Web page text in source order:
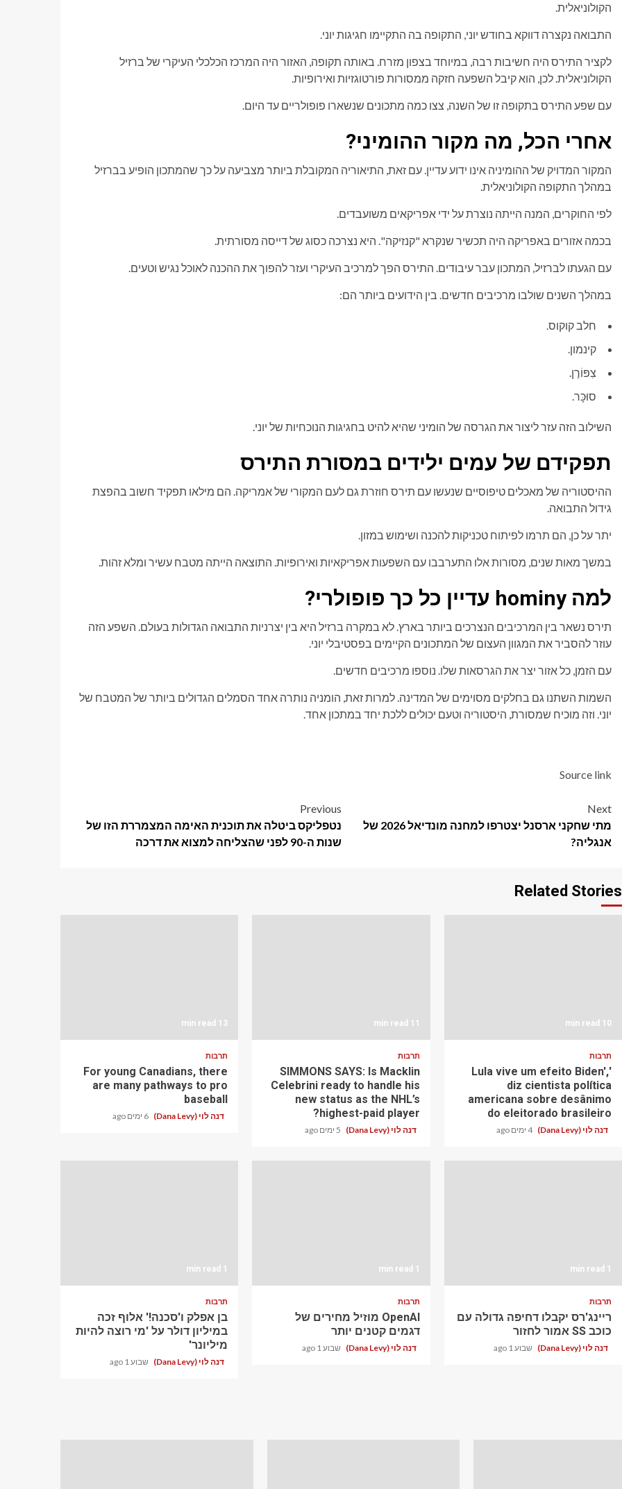
הקולוניאלית.
התבואה נקצרה דווקא בחודש יוני, התקופה בה התקיימו חגיגות יוני.
לקציר התירס היה חשיבות רבה, במיוחד בצפון מזרח. באותה תקופה, האזור היה המרכז הכלכלי העיקרי של ברזיל
הקולוניאלית. לכן, הוא קיבל השפעה חזקה ממסורות פורטוגזיות ואירופיות.
עם שפע התירס בתקופה זו של השנה, צצו כמה מתכונים שנשארו פופולריים עד היום.
אחרי הכל, מה מקור ההומיני?
המקור המדויק של ההומיניה אינו ידוע עדיין. עם זאת, התיאוריה המקובלת ביותר מצביעה על כך שהמתכון הופיע בברזיל
במהלך התקופה הקולוניאלית.
לפי החוקרים, המנה הייתה נוצרת על ידי אפריקאים משועבדים.
בכמה אזורים באפריקה היה תכשיר שנקרא "קנזיקה". היא נצרכה כסוג של דייסה מסורתית.
עם הגעתו לברזיל, המתכון עבר עיבודים. התירס הפך למרכיב העיקרי ועזר להפוך את ההכנה לאוכל נגיש וטעים.
במהלך השנים שולבו מרכיבים חדשים. בין הידועים ביותר הם:
חלב קוקוס.
קינמון.
צִפּוֹרֶן.
סוּכָּר.
השילוב הזה עזר ליצור את הגרסה של הומיני שהיא להיט בחגיגות הנוכחיות של יוני.
תפקידם של עמים ילידים במסורת התירס
ההיסטוריה של מאכלים טיפוסיים שנעשו עם תירס חוזרת גם לעם המקורי של אמריקה. הם מילאו תפקיד חשוב בהפצת
גידול התבואה.
יתר על כן, הם תרמו לפיתוח טכניקות להכנה ושימוש במזון.
במשך מאות שנים, מסורות אלו התערבבו עם השפעות אפריקאיות ואירופיות. התוצאה הייתה מטבח עשיר ומלא זהות.
למה hominy עדיין כל כך פופולרי?
תירס נשאר בין המרכיבים הנצרכים ביותר בארץ. לא במקרה ברזיל היא בין יצרניות התבואה הגדולות בעולם. השפע הזה
עוזר להסביר את המגוון העצום של המתכונים הקיימים בפסטיבלי יוני.
עם הזמן, כל אזור יצר את הגרסאות שלו. נוספו מרכיבים חדשים.
השמות השתנו גם בחלקים מסוימים של המדינה. למרות זאת, הומניה נותרה אחד הסמלים הגדולים ביותר של המטבח של
יוני. וזה מוכיח שמסורת, היסטוריה וטעם יכולים ללכת יחד במתכון אחד.
Source link
Post
navigation
Previous
נטפליקס ביטלה את תוכנית האימה המצמררת הזו של
שנות ה-90 לפני שהצליחה למצוא את דרכה
Next
מתי שחקני ארסנל יצטרפו למחנה מונדיאל 2026 של
אנגליה?
Related Stories
10 min read
תרבות
'Lula vive um efeito Biden',
diz cientista política
americana sobre desânimo
do eleitorado brasileiro
דנה לוי (Dana Levy) 4 ימים ago
11 min read
תרבות
SIMMONS SAYS: Is Macklin
Celebrini ready to handle his
new status as the NHL’s
highest-paid player?
דנה לוי (Dana Levy) 5 ימים ago
13 min read
תרבות
For young Canadians, there
are many pathways to pro
baseball
דנה לוי (Dana Levy) 6 ימים ago
1 min read
תרבות
ריינג'רס יקבלו דחיפה גדולה עם
כוכב SS אמור לחזור
דנה לוי (Dana Levy) שבוע 1 ago
1 min read
תרבות
OpenAI מוזיל מחירים של
דגמים קטנים יותר
דנה לוי (Dana Levy) שבוע 1 ago
1 min read
תרבות
בן אפלק ו'סכנה!' אלוף זכה
במיליון דולר על 'מי רוצה להיות
מיליונר'
דנה לוי (Dana Levy) שבוע 1 ago